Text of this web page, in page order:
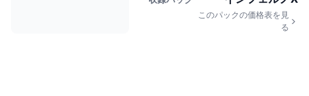
このパックの価格表を見
る